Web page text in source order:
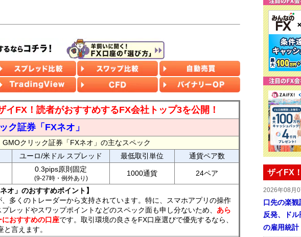
イFX！読者がおすすめするFX会社トップ3を公開！
ク証券「FXネオ」
GMOクリック証券「FXネオ」の主なスペック
ユーロ/米ドル スプレッド 最低取引単位
通貨ペア数
0.3pips原則固定
(9-27時・例外あり)
1000通貨 24ペア
オ」のおすすめポイント】
多くのトレーダーから支持されています。特に、スマホアプリの操作
レッドやスワップポイントなどのスペック面も申し分ないため、 あら
おすすめの口座です。取引環境の良さをFX口座選びで優先するなら、
言えます。
ザイFX
2026年08月
口先の楽
反発、ド
の雇用統計